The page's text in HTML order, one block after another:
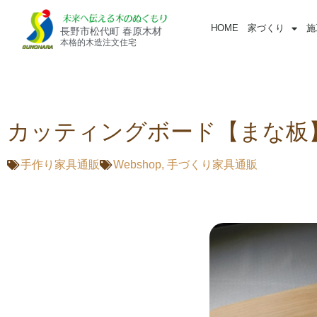
長野市松代町 春原木材
本格的木造注文住宅
HOME 家づくり
カッティングボード【まな板
手作り家具通販 Webshop, 手づくり家具通販